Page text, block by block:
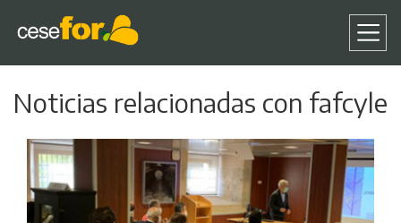
al
principal
Noticias relacionadas con fafcyle